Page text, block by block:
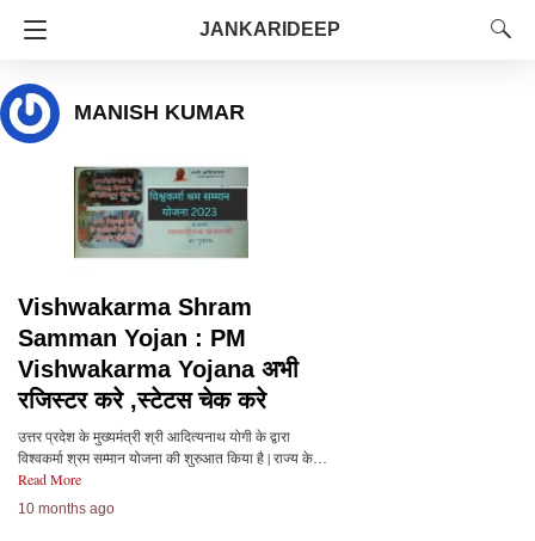
JANKARIDEEP
MANISH KUMAR
Vishwakarma Shram
Samman Yojan : PM
Vishwakarma Yojana अभी
रजिस्टर करे ,स्टेटस चेक करे
उत्तर प्रदेश के मुख्यमंत्री श्री आदित्यनाथ योगी के द्वारा
विश्वकर्मा श्रम सम्मान योजना की शुरुआत किया है | राज्य के…
Read More
10 months ago